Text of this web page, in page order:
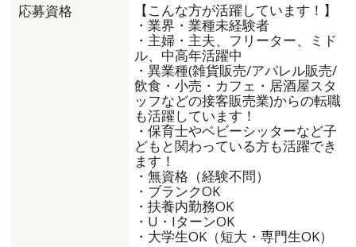
応募資格
【こんな方が活躍しています！】
・業界・業種未経験者
・主婦・主夫、フリーター、ミド
ル、中高年活躍中
・異業種(雑貨販売/アパレル販売/
飲食・小売・カフェ・居酒屋スタ
ッフなどの接客販売業)からの転職
も活躍しています！
・保育士やベビーシッターなど子
どもと関わっている方も活躍でき
ます！
・無資格（経験不問）
・ブランクOK
・扶養内勤務OK
・U・IターンOK
・大学生OK（短大・専門生OK）